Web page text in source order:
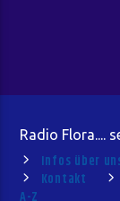
Radio Flora....
Infos über
Kontakt